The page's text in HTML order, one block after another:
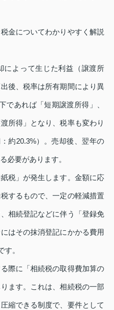
金についてわかりやすく解説
によって生じた利益（譲渡所
後、税率は所有期間により異
であれば「短期譲渡所得」、
所得」となり、税率も変わり
約20.3%）。売却後、翌年の
必要があります。
税」が発生します。金額に応
するもので、一定の軽減措置
相続登記などに伴う「登録免
はその抹消登記にかかる費用
す。
際に「相続税の取得費加算の
ます。これは、相続税の一部
縮できる制度で、要件として